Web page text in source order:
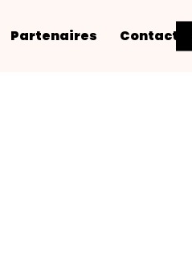
Partenaires Contact